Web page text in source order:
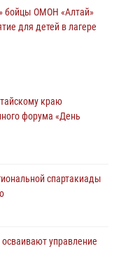
бойцы ОМОН «Алтай»
для детей в лагере
юными пограничниками
провело для детей
краю
форума «День
спартакиады
управление